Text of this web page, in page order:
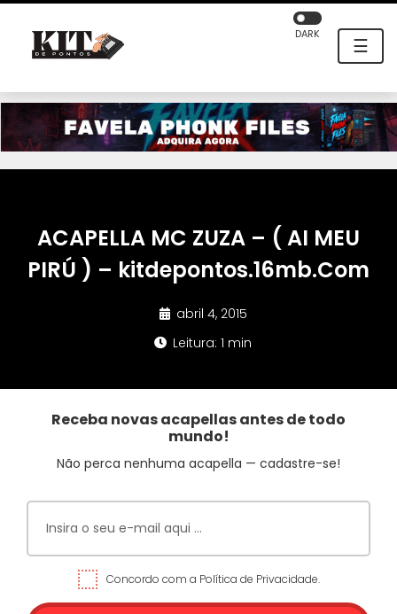
☰
DARK
ACAPELLA MC ZUZA – ( AI MEU
PIRÚ ) – kitdepontos.16mb.Com
abril 4, 2015
Leitura: 1 min
Receba novas acapellas antes de todo
mundo!
Não perca nenhuma acapella — cadastre-se!
Concordo com a Política de Privacidade.